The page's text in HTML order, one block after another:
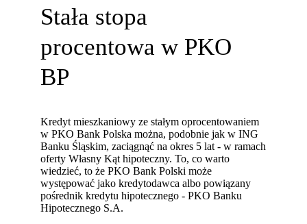
Stała stopa
procentowa w PKO
BP
Kredyt mieszkaniowy ze stałym oprocentowaniem
w PKO Bank Polska można, podobnie jak w ING
Banku Śląskim, zaciągnąć na okres 5 lat - w ramach
oferty Własny Kąt hipoteczny. To, co warto
wiedzieć, to że PKO Bank Polski może
występować jako kredytodawca albo powiązany
pośrednik kredytu hipotecznego - PKO Banku
Hipotecznego S.A.